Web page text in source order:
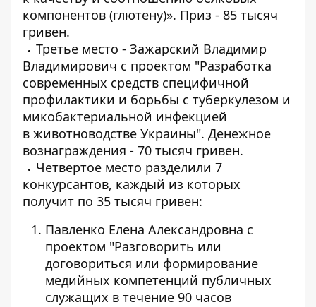
компонентов (глютену)». Приз - 85 тысяч
гривен.
Третье место - Зажарский Владимир
Владимирович с проектом "Разработка
современных средств специфичной
профилактики и борьбы с туберкулезом и
микобактериальной инфекцией
в животноводстве Украины". Денежное
вознаграждения - 70 тысяч гривен.
Четвертое место разделили 7
конкурсантов, каждый из которых
получит по 35 тысяч гривен:
Павленко Елена Александровна с
проектом "Разговорить или
договориться или формирование
медийных компетенций публичных
служащих в течение 90 часов